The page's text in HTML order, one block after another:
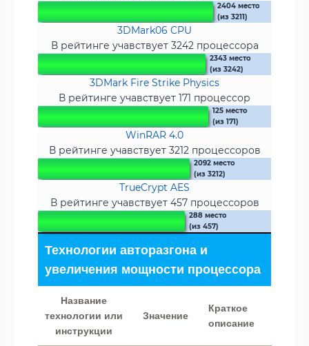
2404 место
(из 3211)
3DMark06 CPU
В рейтинге учавствует 3242 процессора
2343 место
(из 3242)
3DMark Fire Strike Physics
В рейтинге учавствует 171 процессор
125 место
(из 171)
WinRAR 4.0
В рейтинге учавствует 3212 процессоров
2092 место
(из 3212)
TrueCrypt AES
В рейтинге учавствует 457 процессоров
288 место
(из 457)
Технологии авторазгона и
увеличения мощности процессора
Название
технологии или
инструкции
Значение
Краткое
описание